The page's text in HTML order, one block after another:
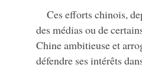
Ces efforts chinois,
des médias ou de
Chine ambitieuse et
défendre ses intérêts